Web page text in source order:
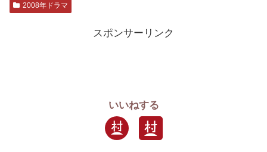
2008年ドラマ
スポンサーリンク
いいねする